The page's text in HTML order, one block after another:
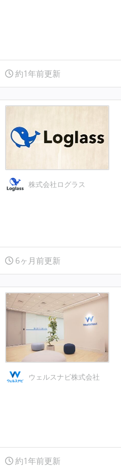
約1年前更新
株式会社ログラス
6ヶ月前更新
ウェルスナビ株式会社
約1年前更新